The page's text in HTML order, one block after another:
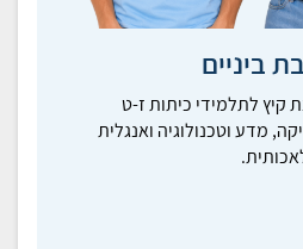
ביניים
קיץ לתלמידי כיתות ז-ט
מדע וטכנולוגיה ואנגלית